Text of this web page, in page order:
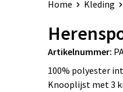
Home Kleding
Artikelnummer:
100% polyester
Knooplijst met 3